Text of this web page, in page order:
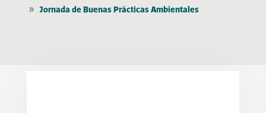
Jornada de Buenas Prácticas Ambientales